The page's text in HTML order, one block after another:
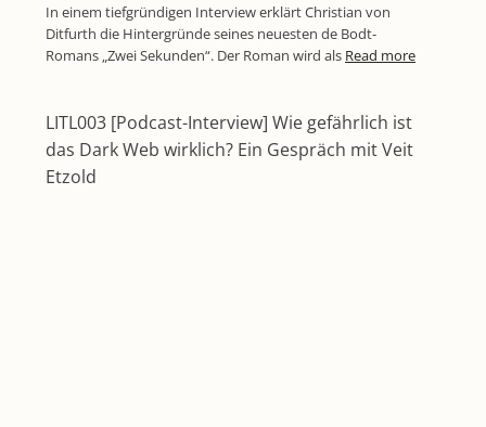
In einem tiefgründigen Interview erklärt Christian von
Ditfurth die Hintergründe seines neuesten de Bodt-
Romans „Zwei Sekunden“. Der Roman wird als Read more
LITL003 [Podcast-Interview] Wie gefährlich ist
das Dark Web wirklich? Ein Gespräch mit Veit
Etzold